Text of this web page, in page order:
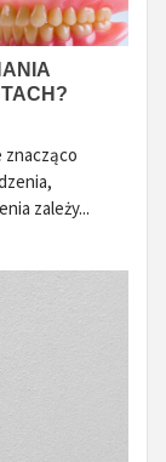
znacząco
zależy...